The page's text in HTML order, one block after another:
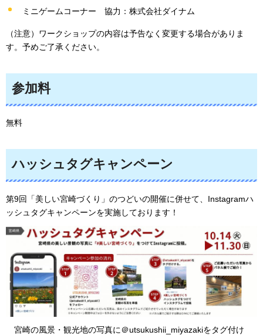
ミニゲームコーナー 協力：株式会社ダイナム
（注意）ワークショップの内容は予告なく変更する場合がありま
す。予めご了承ください。
参加料
無料
ハッシュタグキャンペーン
第9回「美しい宮崎づくり」のつどいの開催に併せて、Instagramハ
ッシュタグキャンペーンを実施しております！
宮崎の風景・観光地の写真に＠utsukushii_miyazakiをタグ付け